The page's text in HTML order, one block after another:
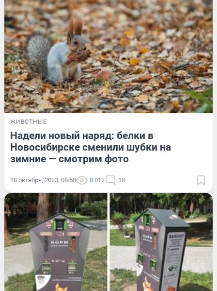
ЖИВОТНЫЕ
Надели новый наряд: белки в
Новосибирске сменили шубки на
зимние — смотрим фото
18 октября, 2023, 08:50 8 012 18